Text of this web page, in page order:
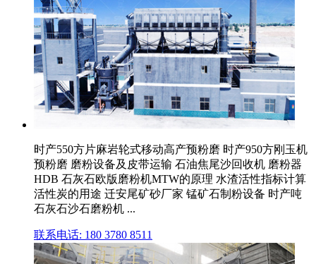
时产550方片麻岩轮式移动高产预粉磨 时产950方刚玉机
预粉磨 磨粉设备及皮带运输 石油焦尾沙回收机 磨粉器
HDB 石灰石欧版磨粉机MTW的原理 水渣活性指标计算
活性炭的用途 迁安尾矿砂厂家 锰矿石制粉设备 时产吨
石灰石沙石磨粉机 ...
联系电话: 180 3780 8511